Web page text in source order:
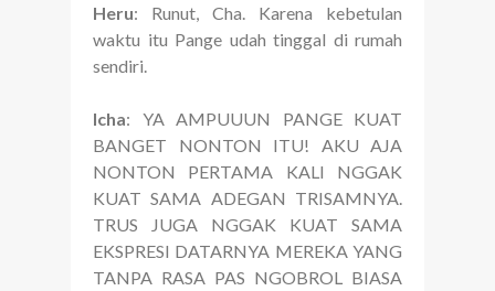
Heru: Runut, Cha. Karena kebetulan
waktu itu Pange udah tinggal di rumah
sendiri.
Icha: YA AMPUUUN PANGE KUAT
BANGET NONTON ITU! AKU AJA
NONTON PERTAMA KALI NGGAK
KUAT SAMA ADEGAN TRISAMNYA.
TRUS JUGA NGGAK KUAT SAMA
EKSPRESI DATARNYA MEREKA YANG
TANPA RASA PAS NGOBROL BIASA